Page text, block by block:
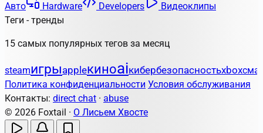
Авто
Hardware Developers
Видеоклипы
Теги - тренды
15 самых популярных тегов за месяц
steamигрыappleкиноaiкибербезопасностьxbox
Политика конфиденциальности Условия обслуживания
Контакты: direct chat · abuse
© 2026 Foxtail · О Лисьем Хвосте